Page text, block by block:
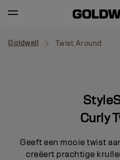
Goldwell Twist Around
Curly
Geeft een mooie twist
creëert prachtige